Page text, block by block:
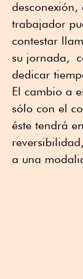
trabajador
contestar
su jornada,
dedicar
El cambio a
sólo con el
éste tendrá
a una